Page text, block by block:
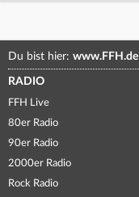
Du bist hier: www.FFH.de
RADIO
FFH Live
80er Radio
90er Radio
2000er Radio
Rock Radio